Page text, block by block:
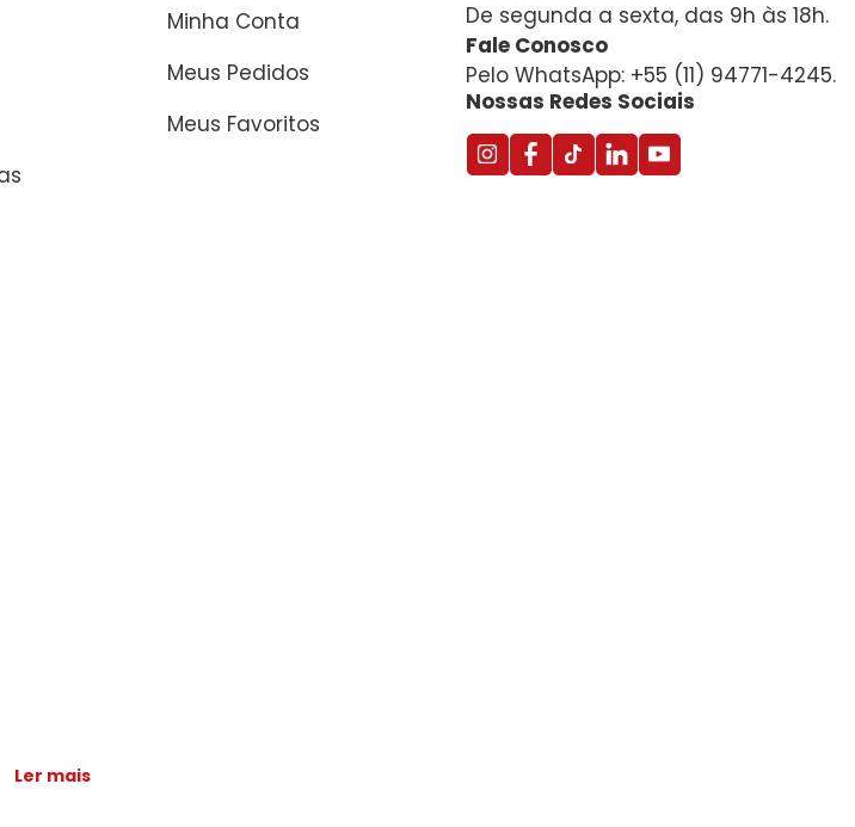
Minha Conta
Meus Pedidos
Meus Favoritos
De segunda a sexta, das 9h às 18h.
Fale Conosco
Pelo WhatsApp: +55 (11) 94771-4245.
Nossas Redes Sociais
Ler mais